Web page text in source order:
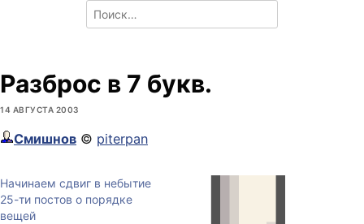
Search
for:
Разброс в 7 букв.
14 АВГУСТА 2003
Смишнов © piterpan
Начинаем сдвиг в небытие
25-ти постов о порядке
вещей